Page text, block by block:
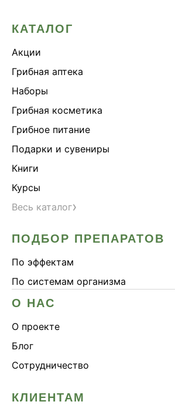
КАТАЛОГ
Акции
Грибная аптека
Наборы
Грибная косметика
Грибное питание
Подарки и сувениры
Книги
Курсы
Весь каталог›
ПОДБОР ПРЕПАРАТОВ
По эффектам
По системам организма
О НАС
О проекте
Блог
Сотрудничество
КЛИЕНТАМ